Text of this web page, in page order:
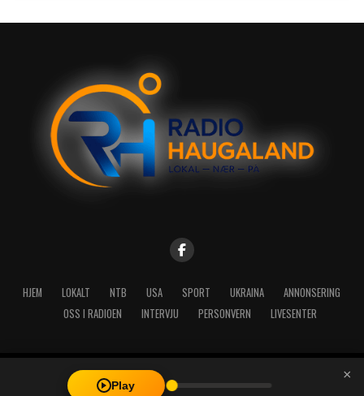
HJEM LOKALT NTB USA SPORT UKRAINA
ANNONSERING
OSS I RADIOEN
INTERVJU PERSONVERN LIVESENTER
Copyright © 2026 A-Media AS | Radio Haugaland - Haraldsgata 114,
5527 Haugesund - Mail: post@radioh.no - Telefon: 52717273
Play
×